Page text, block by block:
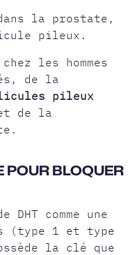
la prostate,
pileux.
les hommes
de la
pileux
de la
POUR BLOQUER
comme une
(type 1 et type
la clé que